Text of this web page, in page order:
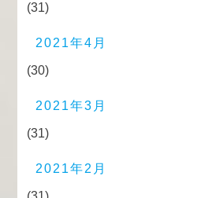
(31)
2021年4月
(30)
2021年3月
(31)
2021年2月